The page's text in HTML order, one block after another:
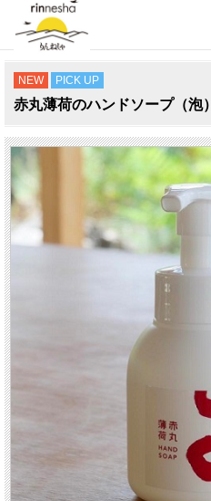
NEW PICK UP
赤丸薄荷のハンドソープ（泡）